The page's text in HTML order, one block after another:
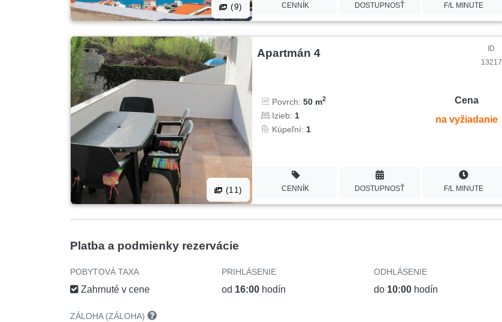
(9) CENNÍK DOSTUPNOSŤ F/L MINUTE
(11)
Apartmán 4
ID
13217
Povrch:50 m2
Izieb: 1
Kúpeľní: 1
Cena
na vyžiadanie
CENNÍK DOSTUPNOSŤ F/L MINUTE
Platba a podmienky rezervácie
POBYTOVÁ TAXA
Zahrnuté v cene
PRIHLÁSENIE
od 16:00 hodín
ODHLÁSENIE
do 10:00hodín
ZÁLOHA (ZÁLOHA)